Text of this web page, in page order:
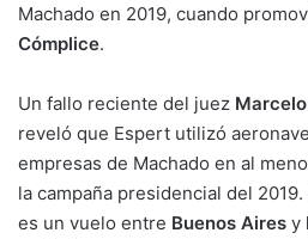
Machado en 2019, cuando
Cómplice.
Un fallo reciente del juez
reveló que Espert utilizó
empresas de Machado en al
la campaña presidencial del
es un vuelo entre Buenos Aires y